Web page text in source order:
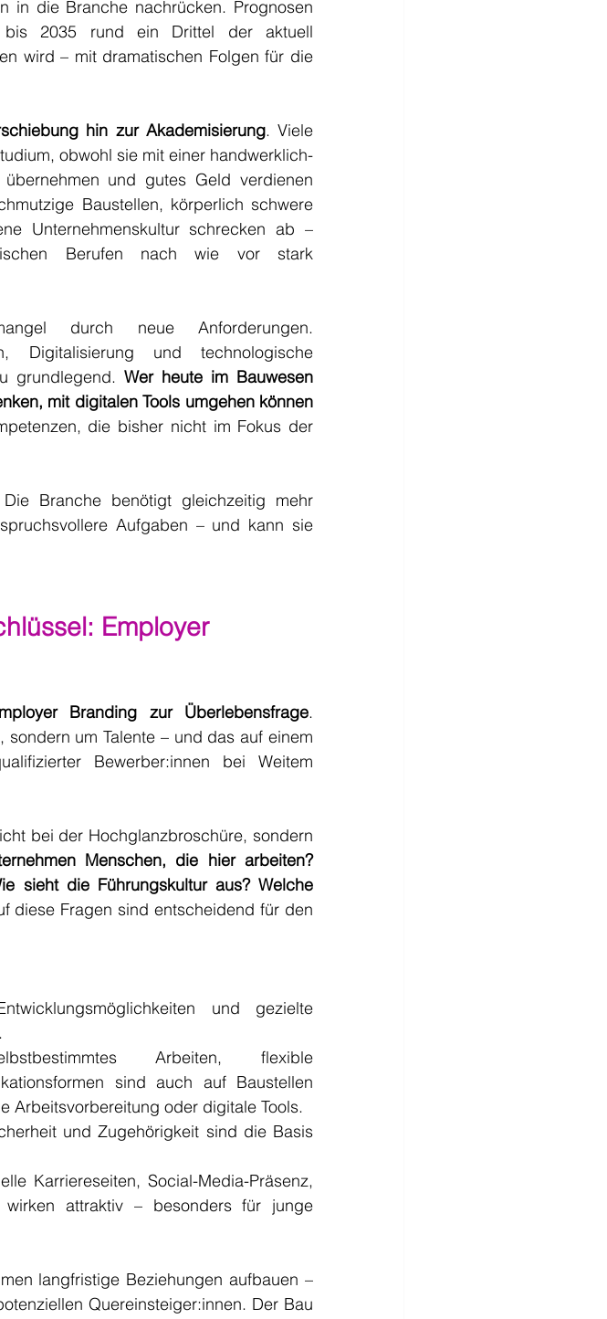
in die Branche nachrücken. Prognosen
bis 2035 rund ein Drittel der aktuell
wird – mit dramatischen Folgen für die
hin zur Akademisierung. Viele
obwohl sie mit einer handwerklich-
und gutes Geld verdienen
Baustellen, körperlich schwere
Unternehmenskultur schrecken ab –
Berufen nach wie vor stark
durch neue Anforderungen.
Digitalisierung und technologische
grundlegend. Wer heute im Bauwesen
mit digitalen Tools umgehen können
die bisher nicht im Fokus der
Branche benötigt gleichzeitig mehr
Aufgaben – und kann sie
Employer
Branding zur Überlebensfrage.
um Talente – und das auf einem
Bewerber:innen bei Weitem
bei der Hochglanzbroschüre, sondern
Menschen, die hier arbeiten?
sieht die Führungskultur aus? Welche
diese Fragen sind entscheidend für den
und gezielte
Arbeiten, flexible
sind auch auf Baustellen
Arbeitsvorbereitung oder digitale Tools.
und Zugehörigkeit sind die Basis
Karriereseiten, Social-Media-Präsenz,
wirken attraktiv – besonders für junge
langfristige Beziehungen aufbauen –
Quereinsteiger:innen. Der Bau